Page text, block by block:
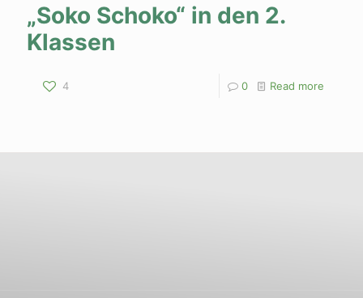
„Soko Schoko“ in den 2.
Klassen
4 0 Read more